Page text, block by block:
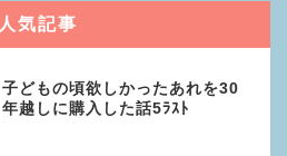
人気記事
子どもの頃欲しかったあれを30
年越しに購入した話5ﾗｽﾄ